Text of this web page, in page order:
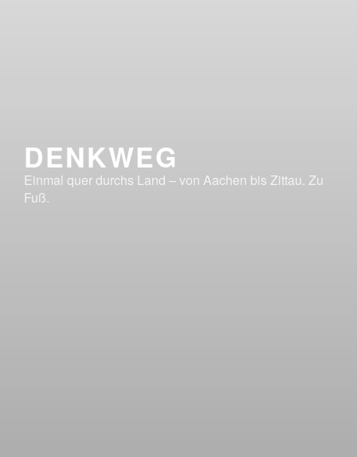
DENKWEG
Einmal quer durchs Land – von Aachen bis Zittau. Zu
Fuß.